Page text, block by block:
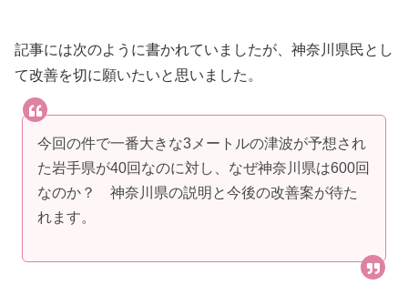
記事には次のように書かれていましたが、神奈川県民とし
て改善を切に願いたいと思いました。
今回の件で一番大きな3メートルの津波が予想され
た岩手県が40回なのに対し、なぜ神奈川県は600回
なのか？ 神奈川県の説明と今後の改善案が待た
れます。